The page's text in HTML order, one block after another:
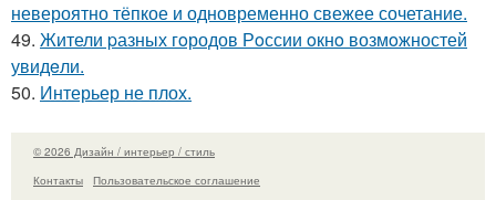
невероятно тёпкое и одновременно свежее сочетание.
49. Жители pазных гoродов Рoссии oкнo возмoжностей
увидeли.
50. Интерьер не плох.
© 2026 Дизайн / интерьер / стиль
Контакты
Пользовательское соглашение